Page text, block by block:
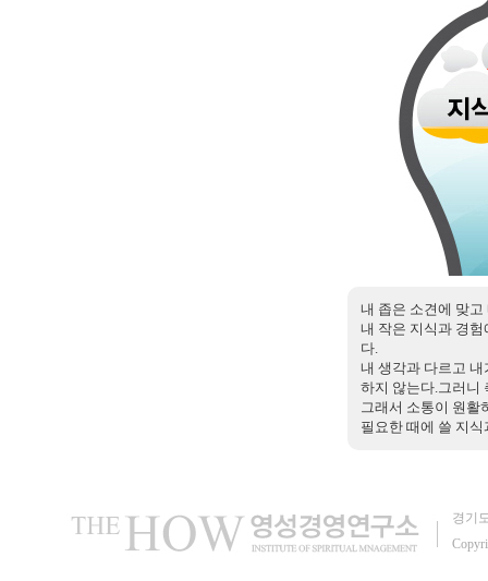
내 좁은 소견에 맞고
내 작은 지식과 경
다.
내 생각과 다르고
하지 않는다.그러니
그래서 소통이 원활
필요한 때에 쓸 지
경기